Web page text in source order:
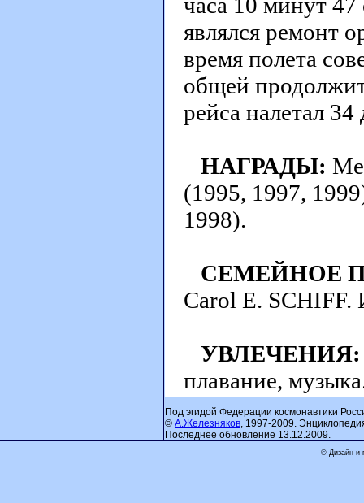
являлся ремонт
время полета
общей
рейса налетал
НАГРАДЫ:
(1995, 1997,
1998).
СЕМЕЙНОЕ
Carol E. SCHIFF.
УВЛЕЧЕНИЯ:
плавание,
Под эгидой Федерации космонавтики
© А.Железняков, 1997-2009.
Последнее обновление 13.12.2009.
© Дизайн и